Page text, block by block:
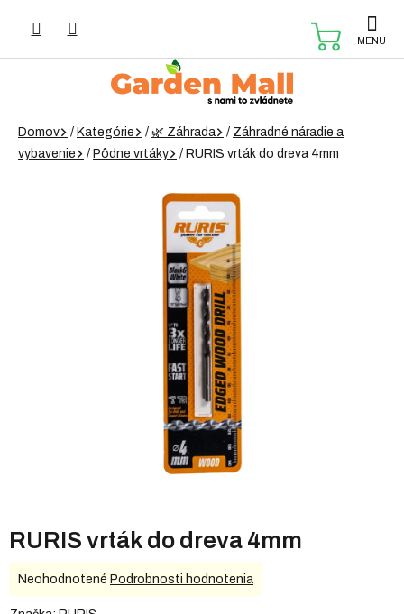
Domov / Kategórie / 🌿 Záhrada / Záhradné náradie a
vybavenie
/ Pôdne vrtáky / RURIS vrták do dreva 4mm
RURIS vrták do dreva 4mm
Priemerné
Neohodnotené Podrobnosti hodnotenia